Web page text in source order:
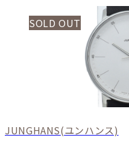
SOLD OUT
JUNGHANS(ユンハンス)